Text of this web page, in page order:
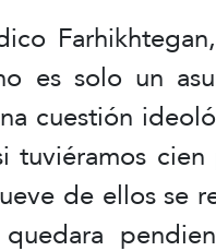
es solo un
cuestión
de ellos se